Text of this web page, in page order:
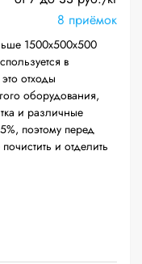
8 приёмок
1500х500х500
в
отходы
оборудования,
и различные
поэтому перед
и отделить